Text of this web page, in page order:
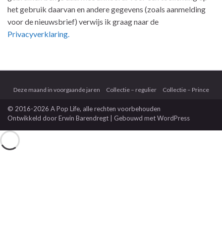
het gebruik daarvan en andere gegevens (zoals aanmelding
voor de nieuwsbrief) verwijs ik graag naar de
Privacyverklaring.
Deze maand in voorgaande jaren Collectie – regulier Collectie – Prince
© 2016-2026 A Pop Life, alle rechten voorbehouden
Ontwikkeld doorErwin Barendregt | Gebouwd metWordPress